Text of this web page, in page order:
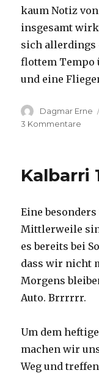
kaum Notiz
insgesamt
sich allerdings
flottem Tempo
und eine
Autor
Dagmar Erne
3 Kommentare
Kalbarri
Eine
Mittlerweile
es bereits bei
dass wir nicht
Morgens
Auto. Brrrrrr.
Um dem
machen wir
Weg und